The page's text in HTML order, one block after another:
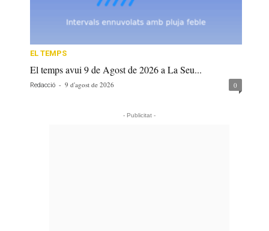
EL TEMPS
El temps avui 9 de Agost de 2026 a La Seu...
Redacció - 9 d'agost de 2026 0
- Publicitat -